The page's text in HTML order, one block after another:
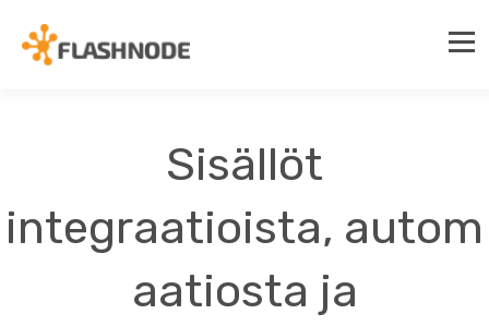
Sisällöt
integraatioista, autom
aatiosta ja